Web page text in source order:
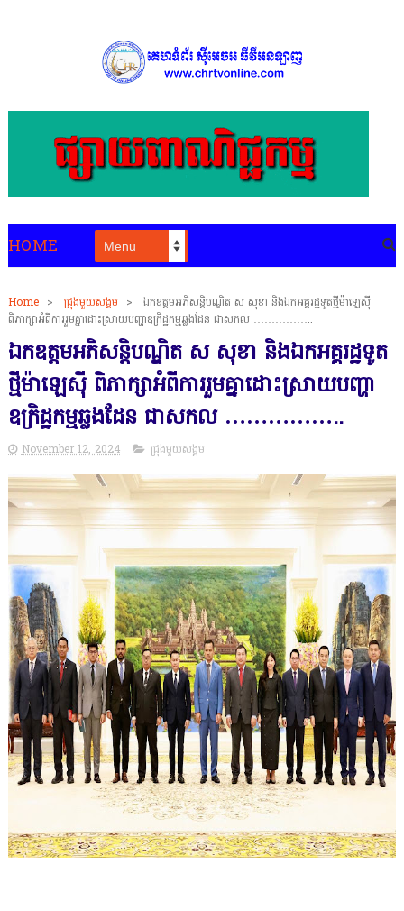
HOME
Home > ជ្រុងមួយសង្គម >
ឯកឧត្តមអភិសន្តិបណ្ឌិត ស សុខា និងឯកអគ្គរដ្ឋទូតថ្មីម៉ាឡេស៊ី
ពិភាក្សាអំពីការរួមគ្នាដោះស្រាយបញ្ហាឧក្រិដ្ឋកម្មឆ្លងដែន ជាសកល ……………..
ឯកឧត្តមអភិសន្តិបណ្ឌិត ស សុខា និងឯកអគ្គរដ្ឋទូត
ថ្មីម៉ាឡេស៊ី ពិភាក្សាអំពីការរួមគ្នាដោះស្រាយបញ្ហា
ឧក្រិដ្ឋកម្មឆ្លងដែន ជាសកល ……………..
November 12, 2024 ជ្រុងមួយសង្គម